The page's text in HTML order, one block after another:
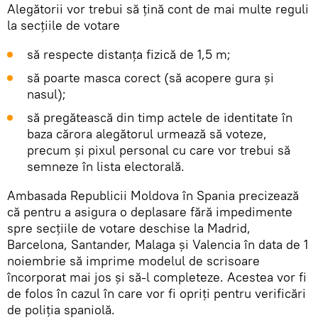
Alegătorii vor trebui să țină cont de mai multe reguli
la secțiile de votare
să respecte distanța fizică de 1,5 m;
să poarte masca corect (să acopere gura și
nasul);
să pregătească din timp actele de identitate în
baza cărora alegătorul urmează să voteze,
precum și pixul personal cu care vor trebui să
semneze în lista electorală.
Ambasada Republicii Moldova în Spania precizează
că pentru a asigura o deplasare fără impedimente
spre secțiile de votare deschise la Madrid,
Barcelona, Santander, Malaga și Valencia în data de 1
noiembrie să imprime modelul de scrisoare
încorporat mai jos și să-l completeze. Acestea vor fi
de folos în cazul în care vor fi opriți pentru verificări
de poliția spaniolă.